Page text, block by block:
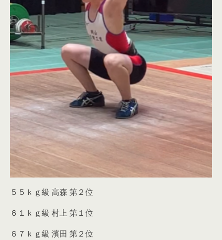
５５ｋｇ級 高森 第２位
６１ｋｇ級 村上 第１位
６７ｋｇ級 濱田 第２位